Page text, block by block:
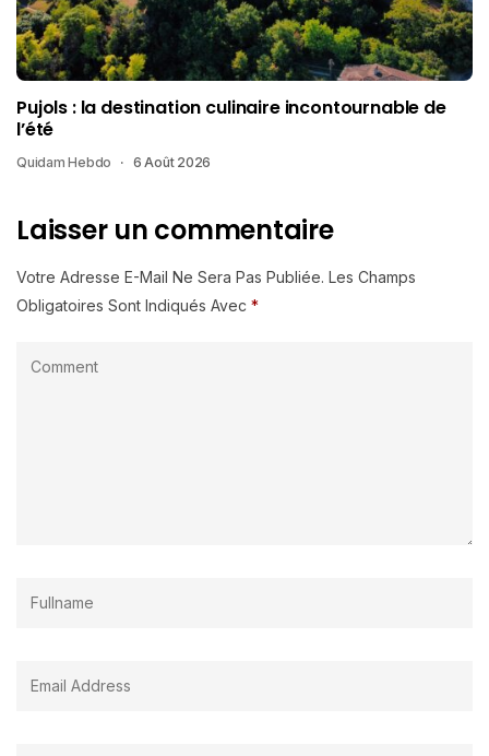
Pujols : la destination culinaire incontournable de
l’été
Quidam Hebdo 6 Août 2026
Laisser un commentaire
Votre Adresse E-Mail Ne Sera Pas Publiée. Les Champs
Obligatoires Sont Indiqués Avec *